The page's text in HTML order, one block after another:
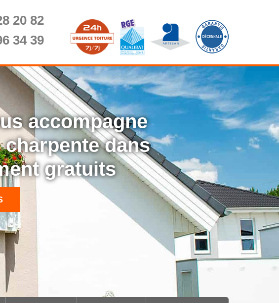
20 82
34 39
accompagne
dans
gratuits